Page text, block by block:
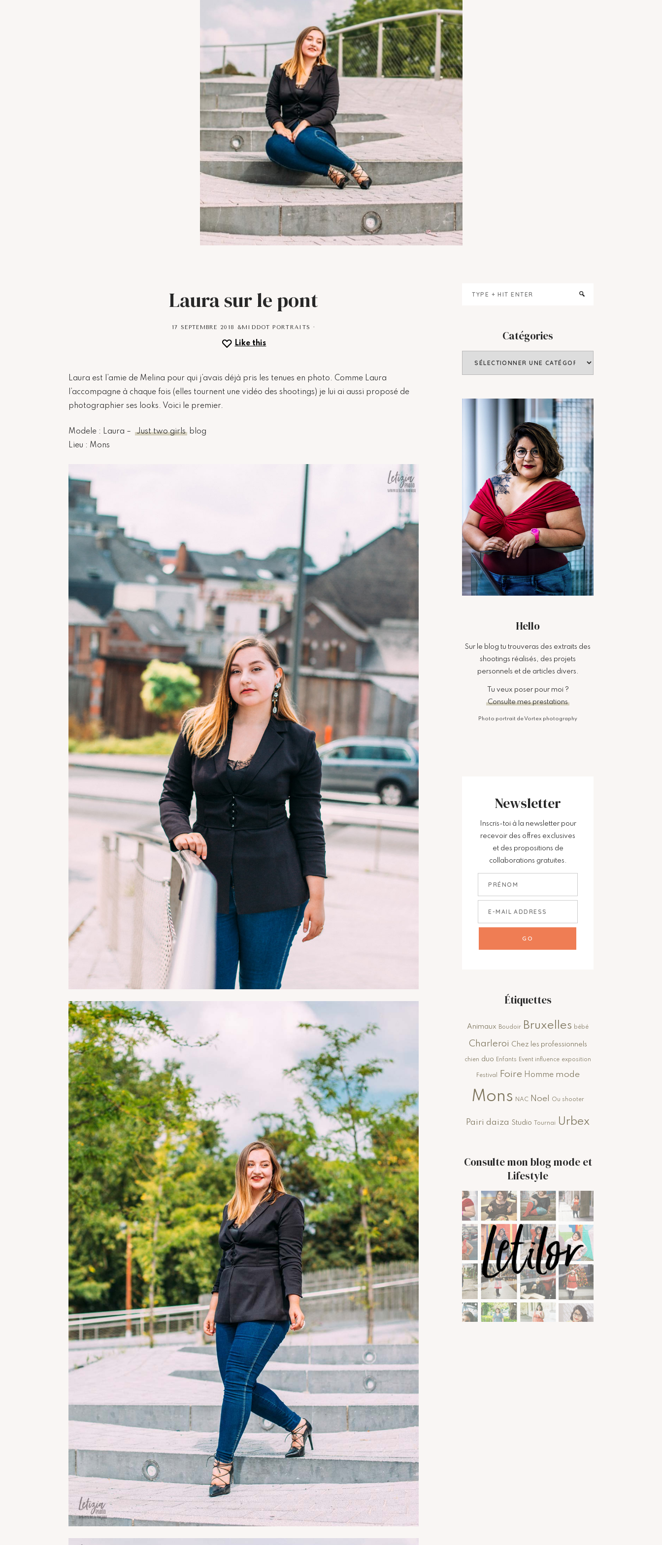
Laura sur le pont
17 SEPTEMBRE 2018 &MIDDOT PORTRAITS ·
Like this
Laura est l’amie de Melina pour qui j’avais déjà pris les tenues en photo. Comme Laura
l’accompagne à chaque fois (elles tournent une vidéo des shootings) je lui ai aussi proposé de
photographier ses looks. Voici le premier.
Modele : Laura –Just two girls blog
Lieu : Mons
Catégories
Hello
Sur le blog tu trouveras des extraits des
shootings réalisés, des projets
personnels et de articles divers.
Tu veux poser pour moi ?
Consulte mes prestations
Photo portrait de Vortex photography
Newsletter
Inscris-toi à la newsletter pour
recevoir des offres exclusives
et des propositions de
collaborations gratuites.
Étiquettes
Animaux Boudoir Bruxelles bébé
Charleroi Chez les professionnels
chien duo Enfants Event influence exposition
Festival Foire Homme mode
Mons NAC Noel Ou shooter
Pairi daiza Studio Tournai Urbex
Consulte mon blog mode et
Lifestyle